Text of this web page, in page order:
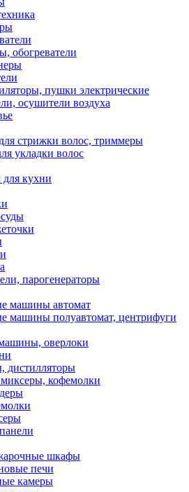
обогреватели
пушки электрические
осушители воздуха
стрижки волос, триммеры
укладки волос
кухни
парогенераторы
машины автомат
машины полуавтомат, центрифуги
оверлоки
дистилляторы
кофемолки
шкафы
печи
камеры